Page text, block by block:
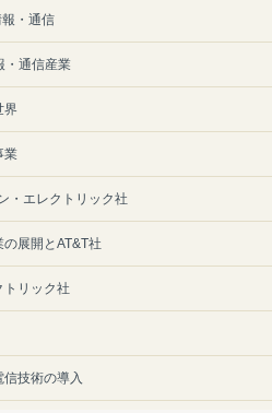
・通信
・通信産業
界
業
・エレクトリック社
展開とAT&T社
トリック社
技術の導入